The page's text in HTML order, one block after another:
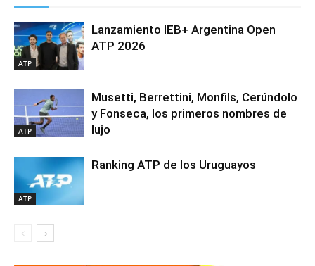
ATP
Lanzamiento IEB+ Argentina Open
ATP 2026
ATP
Musetti, Berrettini, Monfils, Cerúndolo
y Fonseca, los primeros nombres de
lujo
ATP
Ranking ATP de los Uruguayos